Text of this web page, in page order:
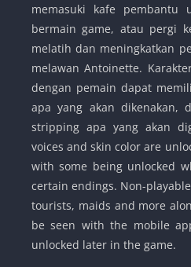
memasuki kafe pembantu
bermain game, atau pergi
melatih dan meningkatkan
melawan Antoinette.
dengan pemain dapat
apa yang akan dikenakan,
stripping apa yang akan
voices and skin color are
with some being unlocked
certain endings. Non-
tourists, maids and more
be seen with the mobile
unlocked later in the game.